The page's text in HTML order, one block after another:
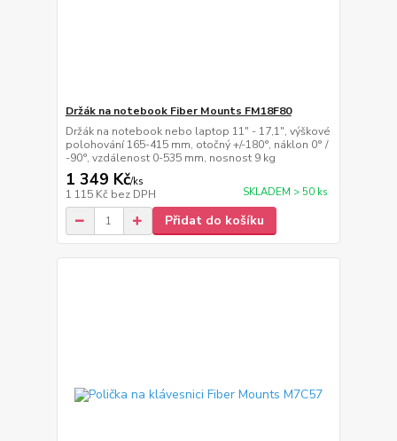
Držák na notebook Fiber Mounts FM18F80
Držák na notebook nebo laptop 11" - 17,1", výškové
polohování 165-415 mm, otočný +/-180°, náklon 0° /
-90°, vzdálenost 0-535 mm, nosnost 9 kg
1 349 Kč/ks
1 115 Kč bez DPH SKLADEM > 50 ks
Přidat do košíku